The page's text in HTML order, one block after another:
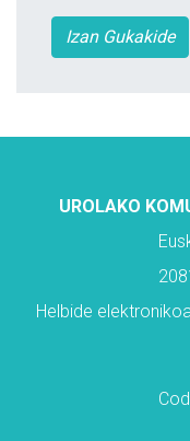
Izan Gukakide
UROLAKO
Helbide